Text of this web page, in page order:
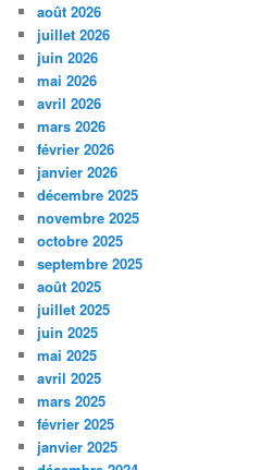
août 2026
juillet 2026
juin 2026
mai 2026
avril 2026
mars 2026
février 2026
janvier 2026
décembre 2025
novembre 2025
octobre 2025
septembre 2025
août 2025
juillet 2025
juin 2025
mai 2025
avril 2025
mars 2025
février 2025
janvier 2025